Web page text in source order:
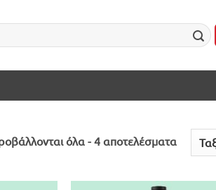
όλα - 4 αποτελέσματαSorted